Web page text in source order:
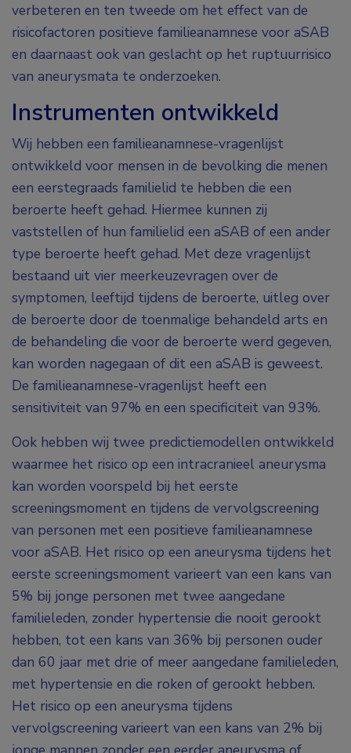
verbeteren en ten tweede om het effect van de
risicofactoren positieve familieanamnese voor aSAB
en daarnaast ook van geslacht op het ruptuurrisico
van aneurysmata te onderzoeken.
Instrumenten ontwikkeld
Wij hebben een familieanamnese-vragenlijst
ontwikkeld voor mensen in de bevolking die menen
een eerstegraads familielid te hebben die een
beroerte heeft gehad. Hiermee kunnen zij
vaststellen of hun familielid een aSAB of een ander
type beroerte heeft gehad. Met deze vragenlijst
bestaand uit vier meerkeuzevragen over de
symptomen, leeftijd tijdens de beroerte, uitleg over
de beroerte door de toenmalige behandeld arts en
de behandeling die voor de beroerte werd gegeven,
kan worden nagegaan of dit een aSAB is geweest.
De familieanamnese-vragenlijst heeft een
sensitiviteit van 97% en een specificiteit van 93%.
Ook hebben wij twee predictiemodellen ontwikkeld
waarmee het risico op een intracranieel aneurysma
kan worden voorspeld bij het eerste
screeningsmoment en tijdens de vervolgscreening
van personen met een positieve familieanamnese
voor aSAB. Het risico op een aneurysma tijdens het
eerste screeningsmoment varieert van een kans van
5% bij jonge personen met twee aangedane
familieleden, zonder hypertensie die nooit gerookt
hebben, tot een kans van 36% bij personen ouder
dan 60 jaar met drie of meer aangedane familieleden,
met hypertensie en die roken of gerookt hebben.
Het risico op een aneurysma tijdens
vervolgscreening varieert van een kans van 2% bij